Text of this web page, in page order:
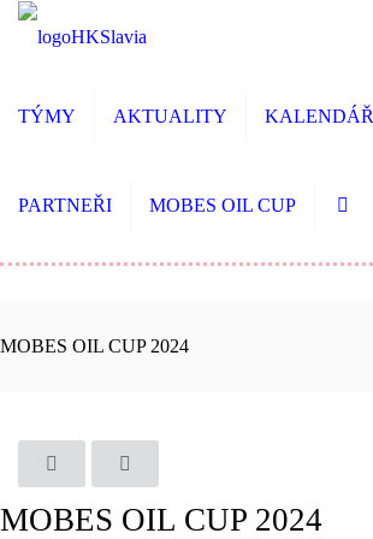
TÝMY AKTUALITY KALENDÁŘ
PARTNEŘI MOBES OIL CUP
MOBES OIL CUP 2024
MOBES OIL CUP 2024